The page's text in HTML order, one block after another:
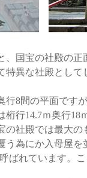
国宝の社殿の正
異な社殿とし
8間の平面です
行14.7ｍ奥行18
社殿では最大の
為にか入母屋を
ばれています。